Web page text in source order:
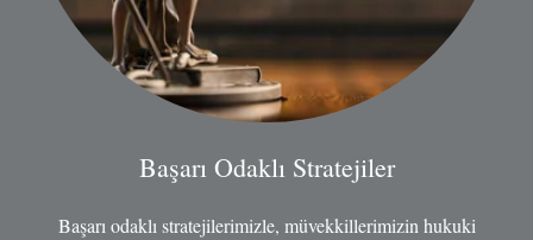
Başarı Odaklı Stratejiler
Başarı odaklı stratejilerimizle, müvekkillerimizin hukuki